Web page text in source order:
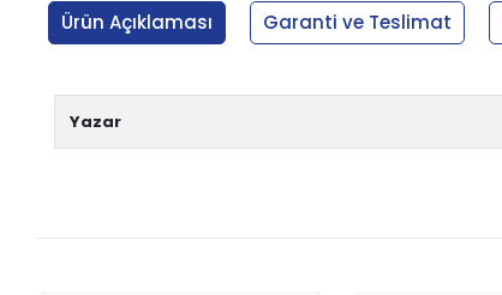
Ürün Açıklaması Garanti ve Teslimat
Yazar